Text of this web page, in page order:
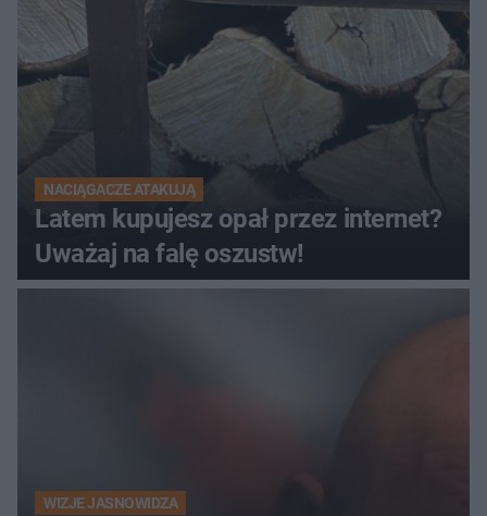
NACIĄGACZE ATAKUJĄ
Latem kupujesz opał przez internet?
Uważaj na falę oszustw!
WIZJE JASNOWIDZA